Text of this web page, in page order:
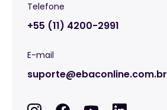
Telefone
+55 (11) 4200-2991
E-mail
suporte@ebaconline.com.br